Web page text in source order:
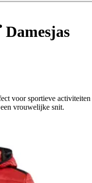
Damesjas
voor sportieve activiteiten
vrouwelijke snit.